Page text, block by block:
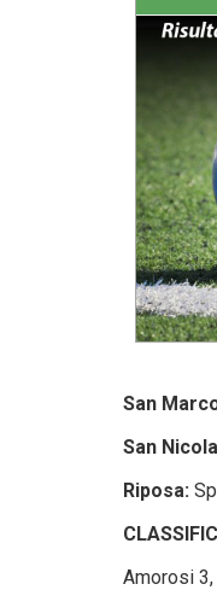
San
San Nicola
Riposa:
Amorosi 3,